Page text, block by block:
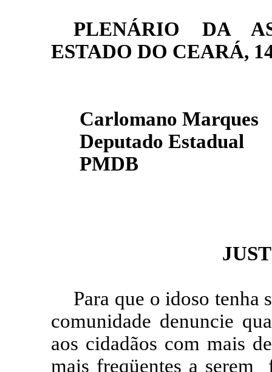
PLENÁRIO DA
ESTADO DO CEARÁ,
Carlomano Marques
Deputado Estadual
PMDB
Para que o idoso tenha
comunidade denuncie
aos cidadãos com mais
mais freqüentes a serem